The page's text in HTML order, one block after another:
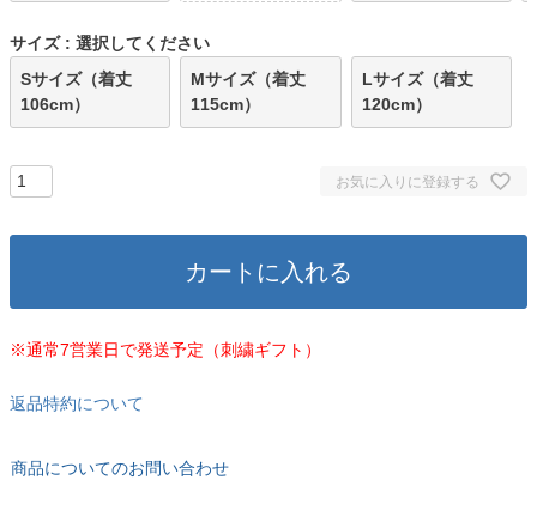
サイズ
選択してください
Sサイズ（着丈
106cm）
Mサイズ（着丈
115cm）
Lサイズ（着丈
120cm）
お気に入りに登録する
カートに入れる
※通常7営業日で発送予定（刺繍ギフト）
返品特約について
商品についてのお問い合わせ